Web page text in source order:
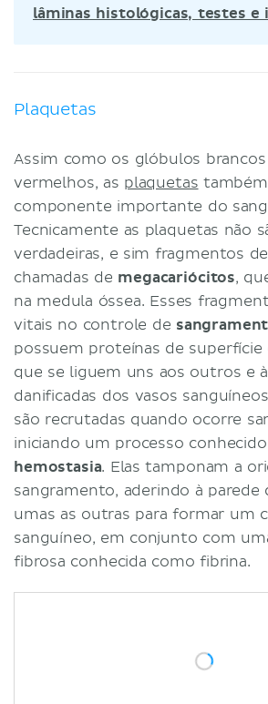
lâminas histológicas, testes e
Plaquetas
Assim como os glóbulos
vermelhos, as plaquetas
componente importante do
Tecnicamente as plaquetas não
verdadeiras, e sim fragmentos
chamadas de megacariócitos,
na medula óssea. Esses
vitais no controle de
possuem proteínas de
que se liguem uns aos outros e
danificadas dos vasos
são recrutadas quando ocorre
iniciando um processo
hemostasia. Elas tamponam a
sangramento, aderindo à parede
umas as outras para formar um
sanguíneo, em conjunto com
fibrosa conhecida como fibrina.